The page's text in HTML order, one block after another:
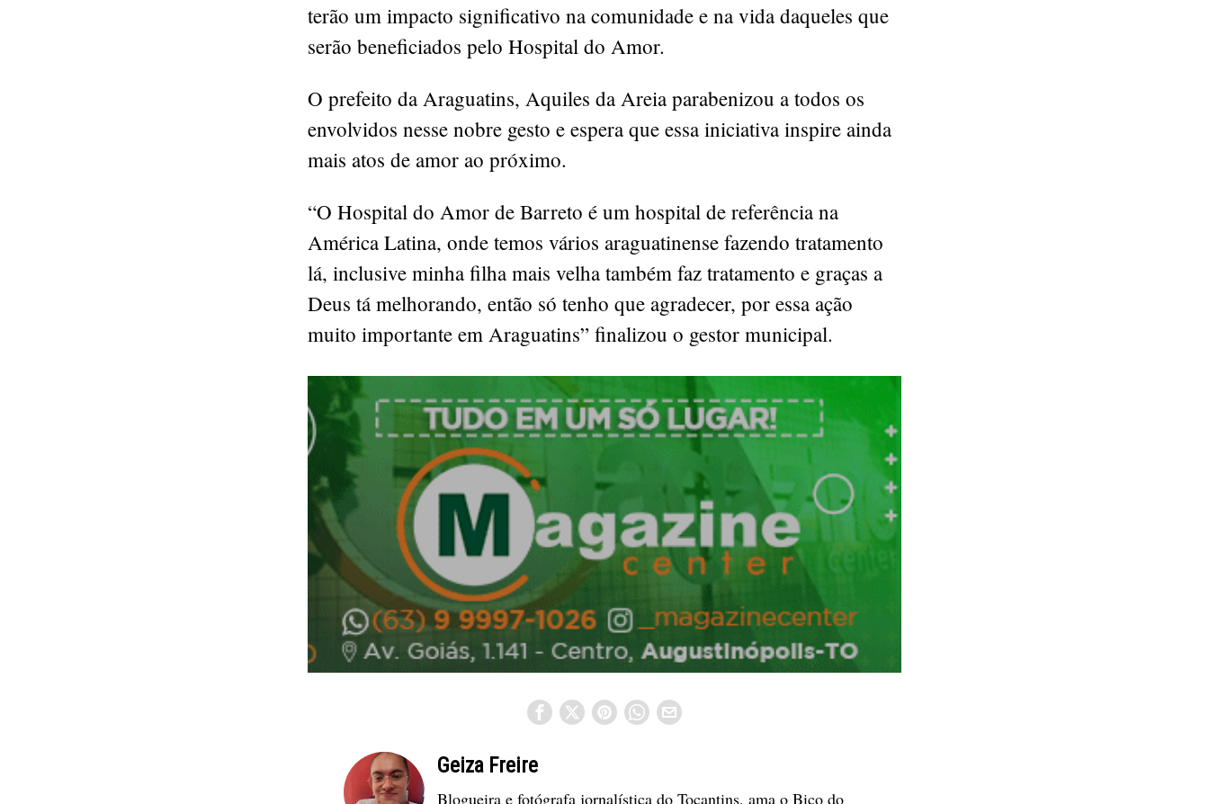
terão um impacto significativo na comunidade e na vida daqueles que
serão beneficiados pelo Hospital do Amor.
O prefeito da Araguatins, Aquiles da Areia parabenizou a todos os
envolvidos nesse nobre gesto e espera que essa iniciativa inspire ainda
mais atos de amor ao próximo.
“O Hospital do Amor de Barreto é um hospital de referência na
América Latina, onde temos vários araguatinense fazendo tratamento
lá, inclusive minha filha mais velha também faz tratamento e graças a
Deus tá melhorando, então só tenho que agradecer, por essa ação
muito importante em Araguatins” finalizou o gestor municipal.
Geiza Freire
Blogueira e fotógrafa jornalística do Tocantins, ama o Bico do